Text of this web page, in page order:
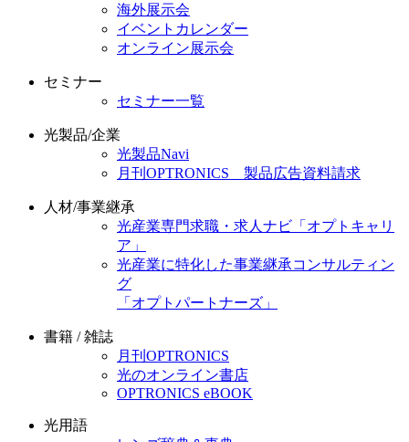
海外展示会
イベントカレンダー
オンライン展示会
セミナー
セミナー一覧
光製品/企業
光製品Navi
月刊OPTRONICS 製品広告資料請求
人材/事業継承
光産業専門求職・求人ナビ「オプトキャリ
ア」
光産業に特化した事業継承コンサルティン
グ
「オプトパートナーズ」
書籍 / 雑誌
月刊OPTRONICS
光のオンライン書店
OPTRONICS eBOOK
光用語